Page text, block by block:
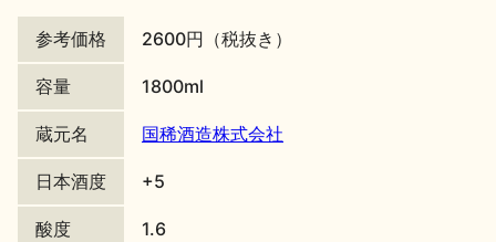
日本酒の楽しみ方特集
地酒・イベント情報
参考価格 2600円（税抜き）
容量 1800ml
蔵元名 国稀酒造株式会社
日本酒度 +5
酸度 1.6